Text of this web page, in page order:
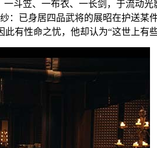
斗笠、一布衣、一长剑，于流动
：已身居四品武将的展昭在护送
有性命之忧，他却认为“这世上